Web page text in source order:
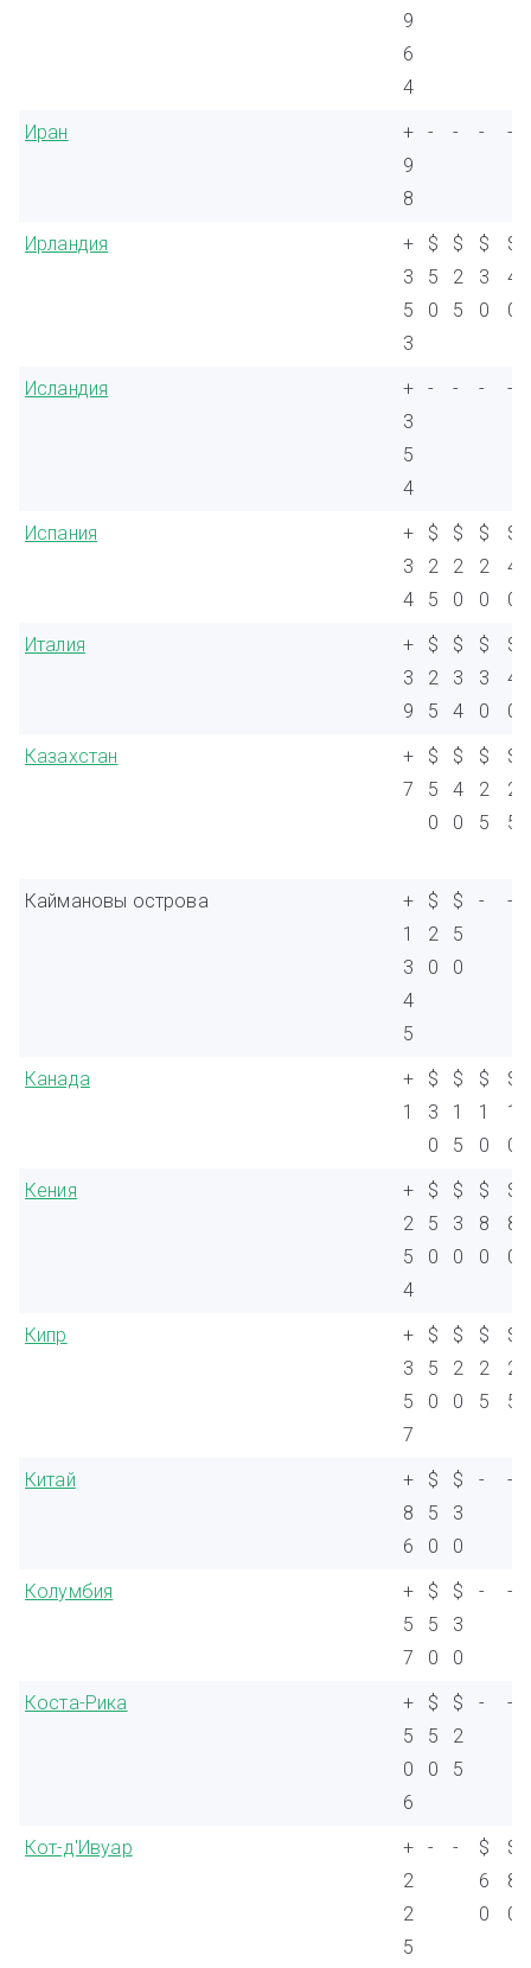
9
6
4
Иран
+
9
8
- - - -
Ирландия
+
3
5
3
$
5
0
$
2
5
$
3
0
$
4
0
Исландия
+
3
5
4
- - - -
Испания
+
3
4
$
2
5
$
2
0
$
2
0
$
4
0
Италия
+
3
9
$
2
5
$
3
4
$
3
0
$
4
0
Казахстан
+
7
$
5
0
$
4
0
$
2
5
$
2
5
Каймановы острова
+
1
3
4
5
$
2
0
$
5
0
- -
Канада
+
1
$
3
0
$
1
5
$
1
0
$
1
0
Кения
+
2
5
4
$
5
0
$
3
0
$
8
0
$
8
0
Кипр
+
3
5
7
$
5
0
$
2
0
$
2
5
$
2
5
Китай
+
8
6
$
5
0
$
3
0
- -
Колумбия
+
5
7
$
5
0
$
3
0
- -
Коста-Рика
+
5
0
6
$
5
0
$
2
5
- -
Кот-д'Ивуар
+
2
2
5
- -
$
6
0
$
8
0